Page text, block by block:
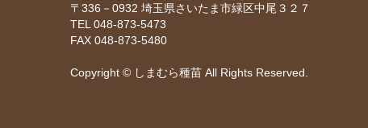
〒336－0932 埼玉県さいたま市緑区中尾３２７
TEL 048-873-5473
FAX 048-873-5480
Copyright © しまむら種苗 All Rights Reserved.